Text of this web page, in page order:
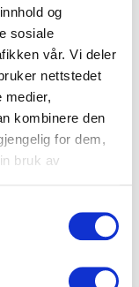
og
sosiale
vår. Vi deler
nettstedet
medier,
kombinere den
for dem,
bruk av
ligger gratis på
på vg.no
i avis så
(ca. 3000,-
kompetente
foregår på